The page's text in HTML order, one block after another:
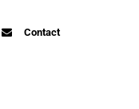
Contact